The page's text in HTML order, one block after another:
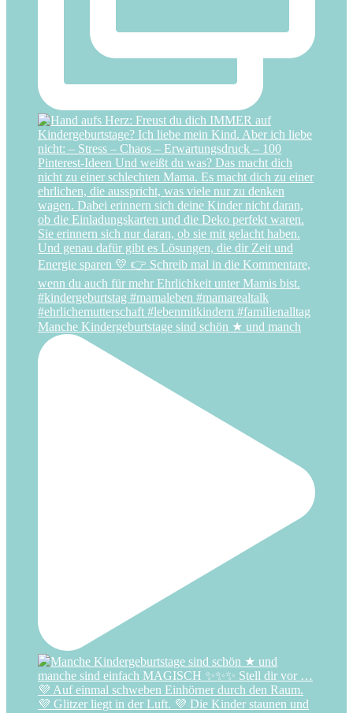
Manche Kindergeburtstage sind schön ★ und manch